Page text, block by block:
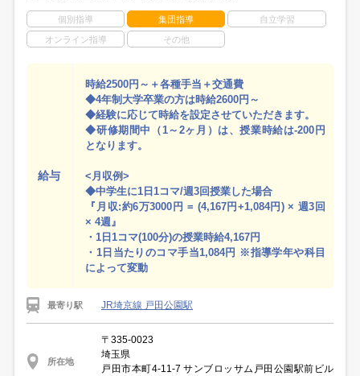
個別指導 集団指導 自立学習
オンライン指導 その他
給与
時給2500円～＋各種手当＋交通費
◆4年制大学卒業の方は時給2600円～
◆経験に応じて時給を設定させていただきます。
◆研修期間中（1～2ヶ月）は、授業時給は-200円
となります。
<月収例>
◆中学生に1日1コマ/週3回授業した場合
『月収:約6万3000円 = (4,167円+1,084円) × 週3回
× 4週』
・1日1コマ(100分)の授業時給4,167円
・1日当たりのコマ手当1,084円 ※指導学年や科目
によって変動
最寄り駅 JR埼京線 戸田公園駅
所在地
〒335-0023
埼玉県
戸田市本町4-11-7 サンブロッサム戸田公園駅前ビル